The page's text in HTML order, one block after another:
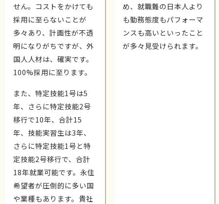
せん。コストをかけても
採用に至らないことが
多々あり、計画性が不透
明になりがちですが、外
国人人材は、確実です。
100%採用に至ります。
また、特定技能1号は5
年、さらに特定技能2号
移行で10年、合計15
年、技能実習生は3年、
さらに特定技能1号と特
定技能2号移行で、合計
18年就業可能です。永住
希望者が圧倒的に多い国
や業種もあります。貴社
め、就職難の日本人より
も勤務態度もパフォーマ
ンスも高いといったこと
が多々見受けられます。